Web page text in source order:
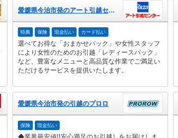
愛媛県今治市発のアート引越センター
特典 保険 現金払い カード払い
選べてお得な「おまかせパック」や女性スタッフ
により女性のためのお引越「レディースパック」
など、豊富なメニューと高品質な作業でご満足い
ただけるサービスを提供いたします。
愛媛県今治市発の引越のプロロ
保険 現金払い